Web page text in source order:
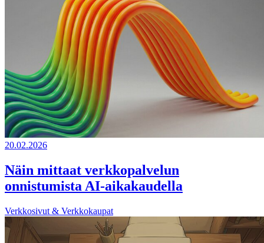
20.02.2026
Näin mittaat verkkopalvelun
onnistumista AI-aikakaudella
Verkkosivut & Verkkokaupat